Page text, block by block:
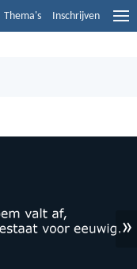
Thema's Inschrijven
»